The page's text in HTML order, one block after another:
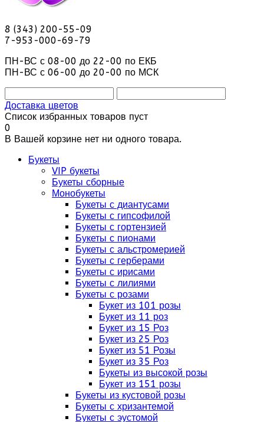
8 (343) 200-55-09
7-953-000-69-79
ПН-ВС с 08-00 до 22-00 по ЕКБ
ПН-ВС с 06-00 до 20-00 по МСК
Доставка цветов
Список избранных товаров пуст
0
В Вашей корзине нет ни одного товара.
Букеты
VIP букеты
Букеты сборные
Монобукеты
Букеты с диантусами
Букеты с гипсофилой
Букеты с гортензией
Букеты с пионами
Букеты с альстромерией
Букеты с герберами
Букеты с ирисами
Букеты с лилиями
Букеты с розами
Букет из 101 розы
Букет из 11 роз
Букет из 15 Роз
Букет из 25 Роз
Букет из 51 Розы
Букет из 35 Роз
Букеты из высокой розы
Букет из 151 розы
Букеты из кустовой розы
Букеты с хризантемой
Букеты с эустомой